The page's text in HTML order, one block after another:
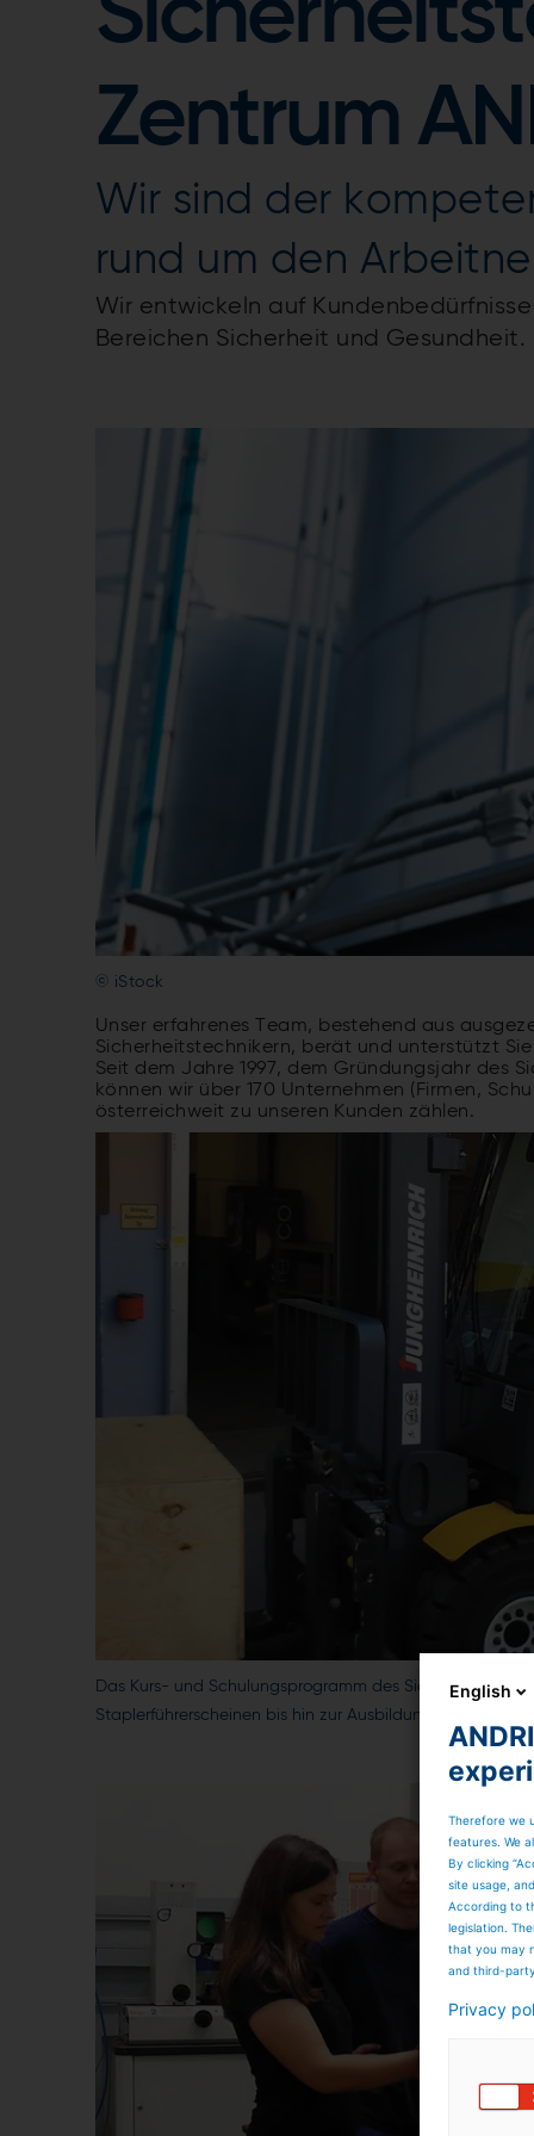
Zentrum
Wir sind der
rund um den
Wir entwickeln auf
Bereichen Sicherheit und Gesundheit.
© iStock
Unser erfahrenes Team, bestehend aus
Sicherheitstechnikern, berät und unterstützt
Seit dem Jahre 1997, dem Gründungsjahr des
können wir über 170 Unternehmen (Firmen,
österreichweit zu unseren Kunden zählen.
Das Kurs- und Schulungsprogramm des
Staplerführerscheinen bis hin zur Ausbildung von
English
Therefore we
features. We
By clicking
site usage,
According to
legislation.
that you may
and third-
Privacy